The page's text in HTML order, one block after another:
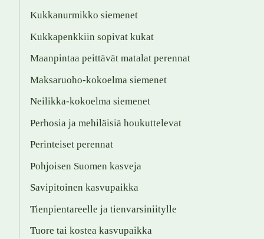
Kukkanurmikko siemenet
Kukkapenkkiin sopivat kukat
Maanpintaa peittävät matalat perennat
Maksaruoho-kokoelma siemenet
Neilikka-kokoelma siemenet
Perhosia ja mehiläisiä houkuttelevat
Perinteiset perennat
Pohjoisen Suomen kasveja
Savipitoinen kasvupaikka
Tienpientareelle ja tienvarsiniitylle
Tuore tai kostea kasvupaikka